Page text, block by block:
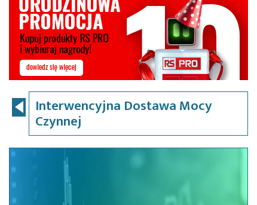
Interwencyjna Dostawa Mocy
Czynnej